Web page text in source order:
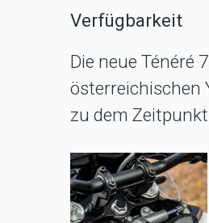
Verfügbarkeit
Die neue Ténéré
österreichischen
zu dem